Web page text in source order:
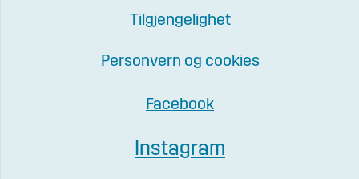
Tilgjengelighet
Personvern og cookies
Facebook
Instagram